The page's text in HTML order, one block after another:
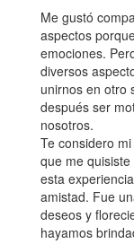
Me gustó
aspectos
emociones.
diversos
unirnos en otro
después ser
nosotros.
Te considero
que me
esta
amistad. Fue
deseos y
hayamos